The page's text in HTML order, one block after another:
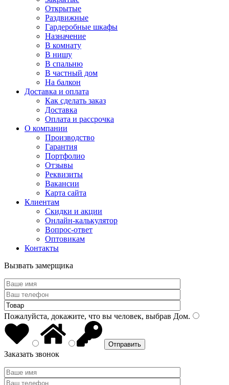
Открытые
Раздвижные
Гардеробные шкафы
Назначение
В комнату
В нишу
В спальню
В частный дом
На балкон
Доставка и оплата
Как сделать заказ
Доставка
Оплата и рассрочка
О компании
Производство
Гарантия
Портфолио
Отзывы
Реквизиты
Вакансии
Карта сайта
Клиентам
Скидки и акции
Онлайн-калькулятор
Вопрос-ответ
Оптовикам
Контакты
Вызвать замерщика
Пожалуйста, докажите, что вы человек, выбрав Дом.
Заказать звонок